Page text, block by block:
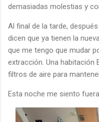
demasiadas molestias y
Al final de la tarde,
dicen que ya tienen la
que me tengo que mudar
extracción. Una habitación
filtros de aire para
Esta noche me siento